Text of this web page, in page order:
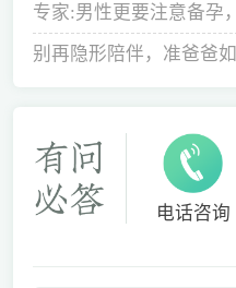
专家:男性更要注意备孕
间
别再隐形陪伴，准爸爸
电话咨询